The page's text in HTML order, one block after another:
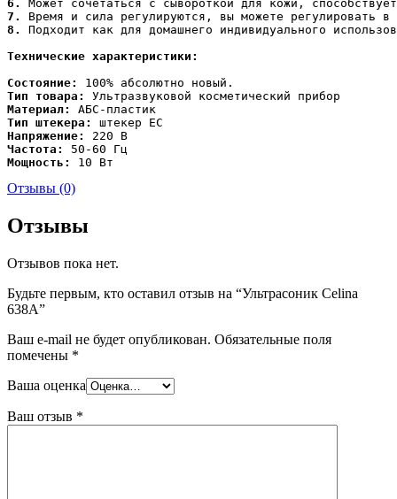
6.
7.
8.
Подходит как для домашнего индивидуального
Технические характеристики:
Состояние:
Тип товара:
Материал:
Тип штекера:
Напряжение:
Частота:
Мощность:
10 Вт
Отзывы (0)
Отзывы
Отзывов пока нет.
Будьте первым, кто оставил отзыв на “Ультрасоник Celina
638A”
Ваш e-mail не будет опубликован. Обязательные поля
помечены *
Ваша оценка
Ваш отзыв *